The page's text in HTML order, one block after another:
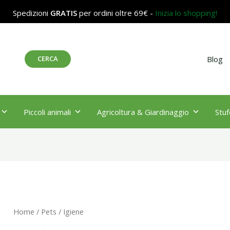
Spedizioni GRATIS per ordini oltre 69€ - Inizia lo shopping!
CERCA Blog
Piccoli animali Agricoltura & Giardinaggio
Home / Pets / Igiene